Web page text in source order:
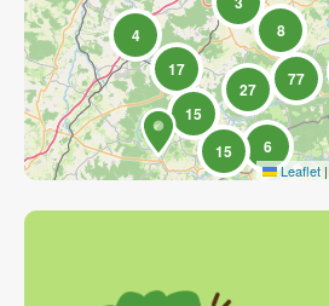
6
15
8
15
17
4
27 77
Leaflet |